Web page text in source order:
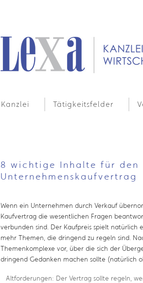
Kanzlei Tätigkeitsfelder
8 wichtige Inhalte für den
Unternehmenskaufvertrag
Wenn ein Unternehmen durch Verkauf
Kaufvertrag die wesentlichen Fragen
verbunden sind. Der Kaufpreis spielt natürlich
mehr Themen, die dringend zu regeln sind.
Themenkomplexe vor, über die sich der
dringend Gedanken machen sollte (natürlich
Altforderungen: Der Vertrag sollte regeln,